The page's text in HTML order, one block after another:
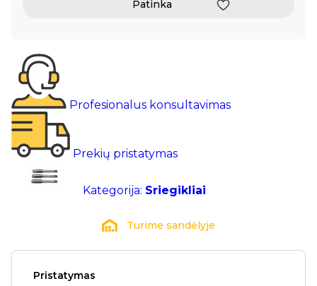
Patinka
Profesionalus konsultavimas
Prekių pristatymas
Kategorija: Sriegikliai
Turime sandėlyje
Pristatymas